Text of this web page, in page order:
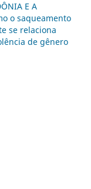
E A
o saqueamento
se relaciona
de gênero